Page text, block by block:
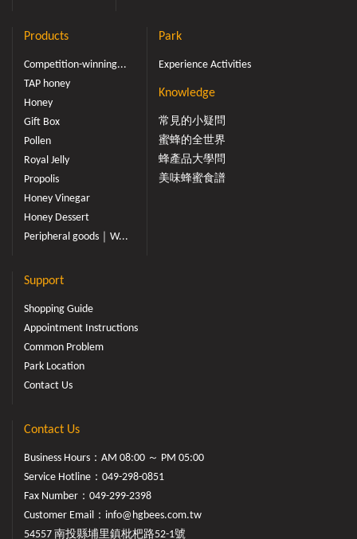
Products
Competition-winning...
TAP honey
Honey
Gift Box
Pollen
Royal Jelly
Propolis
Honey Vinegar
Honey Dessert
Peripheral goods｜W...
Park
Experience Activities
Knowledge
常見的小疑問
蜜蜂的全世界
蜂產品大學問
美味蜂蜜食譜
Support
Shopping Guide
Appointment Instructions
Common Problem
Park Location
Contact Us
Contact Us
Business Hours：AM 08:00 ～ PM 05:00
Service Hotline： 049-298-0851
Fax Number：049-299-2398
Customer Email： info@hgbees.com.tw
54557 南投縣埔里鎮枇杷路52-1號